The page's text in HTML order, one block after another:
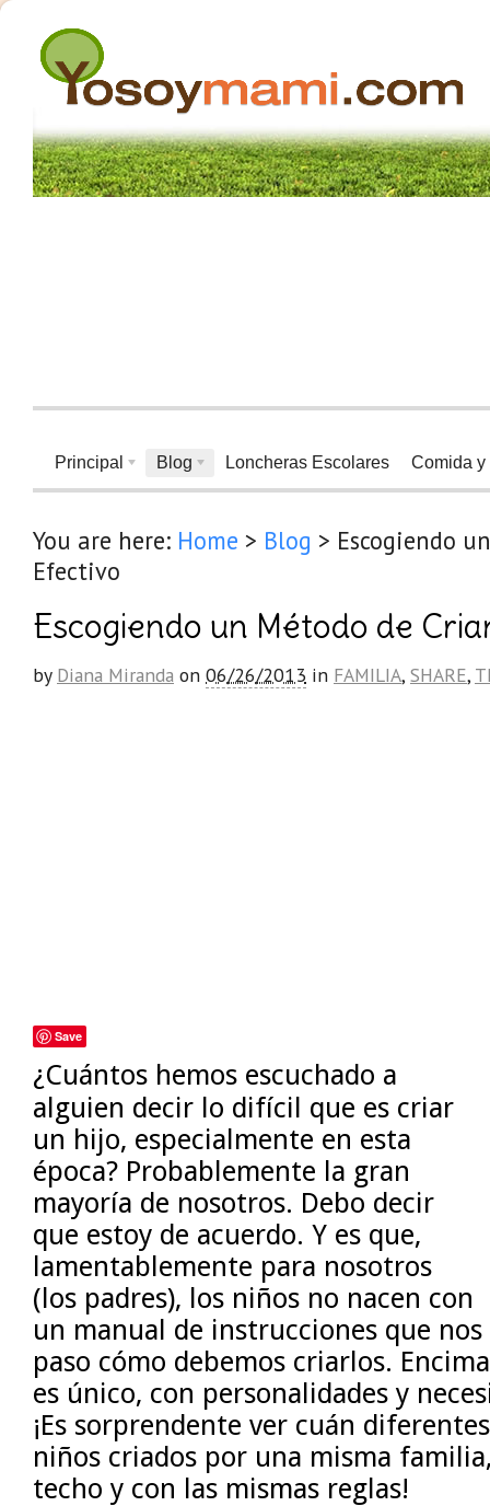
Principal Blog Loncheras Escolares Comida y
You are here: Home > Blog > Escogiendo
Efectivo
Escogiendo un Método de
by Diana Miranda on 06/26/2013 in FAMILIA, SHARE,
Save
¿Cuántos hemos escuchado a
alguien decir lo difícil que es criar
un hijo, especialmente en esta
época? Probablemente la gran
mayoría de nosotros. Debo decir
que estoy de acuerdo. Y es que,
lamentablemente para nosotros
(los padres), los niños no nacen con
un manual de instrucciones que
paso cómo debemos criarlos.
es único, con personalidades y
¡Es sorprendente ver cuán
niños criados por una misma
techo y con las mismas reglas!